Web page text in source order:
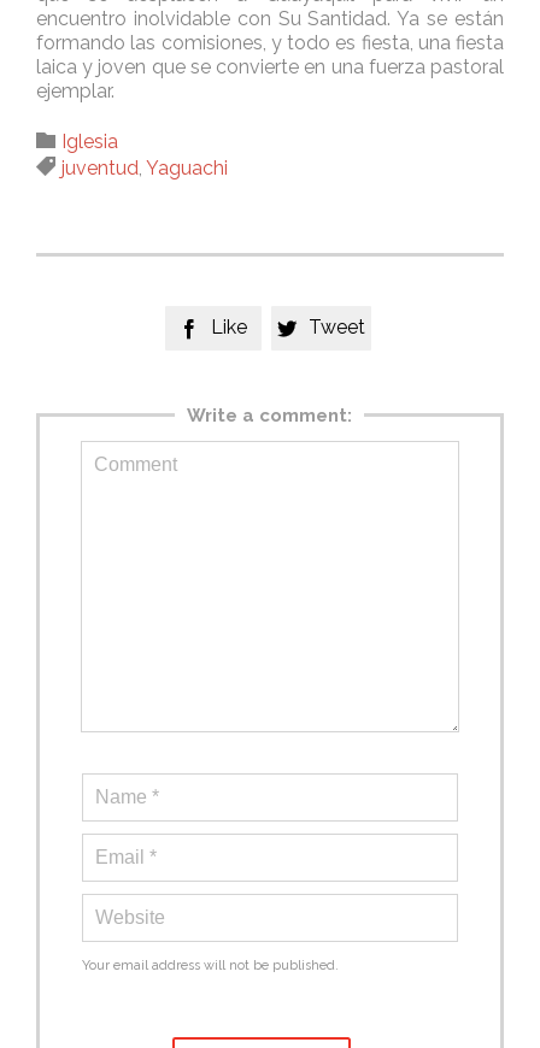
encuentro inolvidable con Su Santidad. Ya se están
formando las comisiones, y todo es fiesta, una fiesta
laica y joven que se convierte en una fuerza pastoral
ejemplar.
 Category
Iglesia
 Tags
juventud, Yaguachi
 Like  Tweet
Write a comment:
Your email address will not be published.